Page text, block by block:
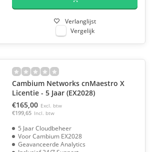
Verlanglijst
Vergelijk
Cambium Networks cnMaestro X
Licentie - 5 Jaar (EX2028)
€165,00 Excl. btw
€199,65 Incl. btw
5 Jaar Cloudbeheer
Voor Cambium EX2028
Geavanceerde Analytics